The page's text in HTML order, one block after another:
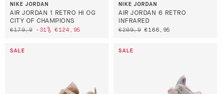
NIKE JORDAN
AIR JORDAN 1 RETRO HI OG
CITY OF CHAMPIONS
€179,9 -31% €124,95
NIKE JORDAN
AIR JORDAN 6 RETRO
INFRARED
€209,9 €166,95